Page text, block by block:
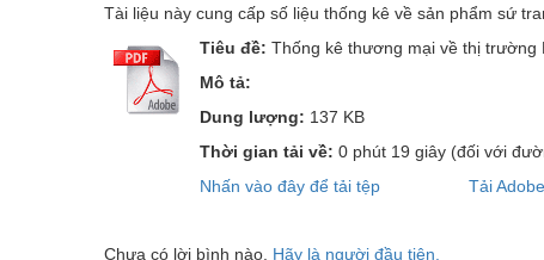
Tài liệu này cung cấp số liệu thống kê về sản phẩm sứ
Tiêu đề: Thống kê thương mại về thị trường
Mô tả:
Dung lượng: 137 KB
Thời gian tải về: 0 phút 19 giây (đối với
Nhấn vào đây để tải tệp
Tải
Chưa có lời bình nào. Hãy là người đầu tiên.